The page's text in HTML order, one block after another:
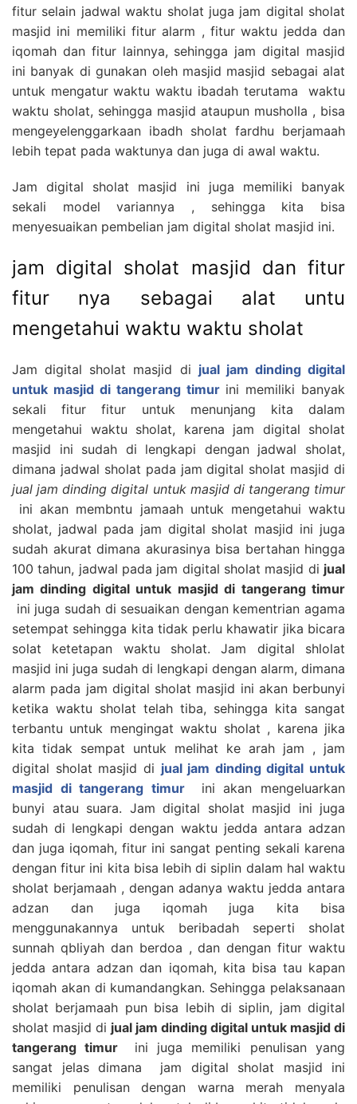
fitur selain jadwal waktu sholat juga jam digital sholat
masjid ini memiliki fitur alarm , fitur waktu jedda dan
iqomah dan fitur lainnya, sehingga jam digital masjid
ini banyak di gunakan oleh masjid masjid sebagai alat
untuk mengatur waktu waktu ibadah terutama waktu
waktu sholat, sehingga masjid ataupun musholla , bisa
mengeyelenggarkaan ibadh sholat fardhu berjamaah
lebih tepat pada waktunya dan juga di awal waktu.
Jam digital sholat masjid ini juga memiliki banyak
sekali model variannya , sehingga kita bisa
menyesuaikan pembelian jam digital sholat masjid ini.
jam digital sholat masjid dan fitur
fitur nya sebagai alat untu
mengetahui waktu waktu sholat
Jam digital sholat masjid di jual jam dinding digital
untuk masjid di tangerang timur ini memiliki banyak
sekali fitur fitur untuk menunjang kita dalam
mengetahui waktu sholat, karena jam digital sholat
masjid ini sudah di lengkapi dengan jadwal sholat,
dimana jadwal sholat pada jam digital sholat masjid di
jual jam dinding digital untuk masjid di tangerang timur
ini akan membntu jamaah untuk mengetahui waktu
sholat, jadwal pada jam digital sholat masjid ini juga
sudah akurat dimana akurasinya bisa bertahan hingga
100 tahun, jadwal pada jam digital sholat masjid di jual
jam dinding digital untuk masjid di tangerang timur
ini juga sudah di sesuaikan dengan kementrian agama
setempat sehingga kita tidak perlu khawatir jika bicara
solat ketetapan waktu sholat. Jam digital shlolat
masjid ini juga sudah di lengkapi dengan alarm, dimana
alarm pada jam digital sholat masjid ini akan berbunyi
ketika waktu sholat telah tiba, sehingga kita sangat
terbantu untuk mengingat waktu sholat , karena jika
kita tidak sempat untuk melihat ke arah jam , jam
digital sholat masjid di jual jam dinding digital untuk
masjid di tangerang timur
ini akan mengeluarkan
bunyi atau suara. Jam digital sholat masjid ini juga
sudah di lengkapi dengan waktu jedda antara adzan
dan juga iqomah, fitur ini sangat penting sekali karena
dengan fitur ini kita bisa lebih di siplin dalam hal waktu
sholat berjamaah , dengan adanya waktu jedda antara
adzan dan juga iqomah juga kita bisa
menggunakannya untuk beribadah seperti sholat
sunnah qbliyah dan berdoa , dan dengan fitur waktu
jedda antara adzan dan iqomah, kita bisa tau kapan
iqomah akan di kumandangkan. Sehingga pelaksanaan
sholat berjamaah pun bisa lebih di siplin, jam digital
sholat masjid di jual jam dinding digital untuk masjid di
tangerang timur ini juga memiliki penulisan yang
sangat jelas dimana jam digital sholat masjid ini
memiliki penulisan dengan warna merah menyala